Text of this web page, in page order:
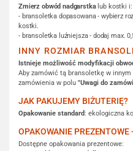
Zmierz obwód nadgarstkalub kostki i:
- bransoletka dopasowana - wybierz
kostki.
- bransoletka luźniejsza - dodaj max.
INNY ROZMIAR
Istnieje możliwość modyfikacji
Aby zamówić tą bransoletkę w innym
zamówienia w polu "Uwagi do
JAK PAKUJEMY BIŻUTERIĘ?
Opakowanie standard: ekologiczna
OPAKOWANIE
Dostępne opakowania prezentowe: